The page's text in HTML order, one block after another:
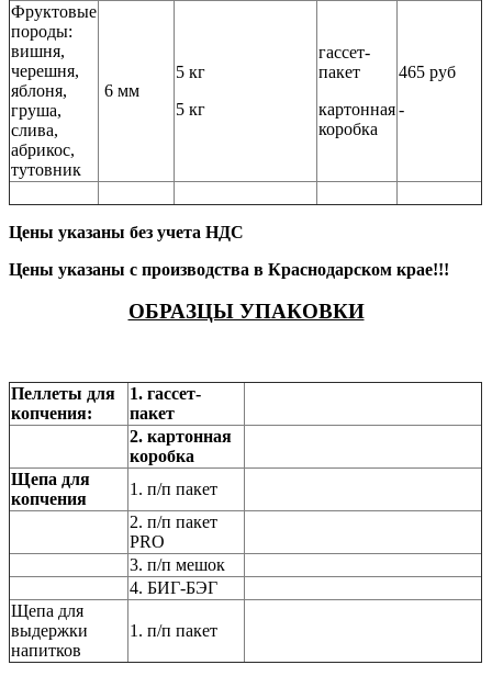
Фруктовые
породы:
вишня,
черешня,
яблоня,
груша,
слива,
абрикос,
тутовник
6 мм
5 кг
5 кг
гассет-
пакет
картонная
коробка
465 руб
-
Цены указаны без учета НДС
Цены указаны с производства в Краснодарском крае!!!
ОБРАЗЦЫ УПАКОВКИ
Пеллеты для
копчения:
1. гассет-
пакет
2. картонная
коробка
Щепа для
копчения
1. п/п пакет
2. п/п пакет
PRO
3. п/п мешок
4. БИГ-БЭГ
Щепа для
выдержки
напитков
1. п/п пакет